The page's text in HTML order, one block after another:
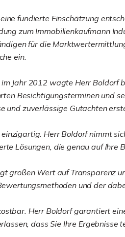
fundierte Einschätzung
zum Immobilienkaufmann
für die
ein.
Jahr 2012 wagte Herr
Besichtigungsterminen und
und zuverlässige Gutachten
Herr Boldorf nimmt
Lösungen, die genau auf Ihre
großen Wert auf Transparenz
und der
Herr Boldorf garantiert
dass Sie Ihre Ergebnisse